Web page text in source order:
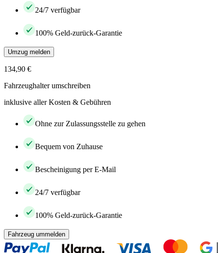
24/7 verfügbar
100% Geld-zurück-Garantie
Umzug melden
134,90 €
Fahrzeughalter umschreiben
inklusive aller Kosten & Gebühren
Ohne zur Zulassungsstelle zu gehen
Bequem von Zuhause
Bescheinigung per E-Mail
24/7 verfügbar
100% Geld-zurück-Garantie
Fahrzeug ummelden